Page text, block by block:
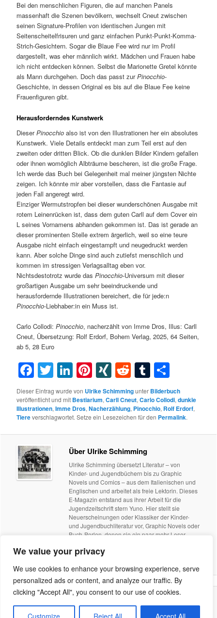
We value your privacy
We use cookies to enhance your browsing experience, serve
personalized ads or content, and analyze our traffic. By
clicking "Accept All", you consent to our use of cookies.
Customize Reject All Accept All
Bei den menschlichen Figuren, die auf manchen Panels
massenhaft die Szenen bevölkern, wechselt Cneut zwischen
seinen Signature-Profilen von identischen Jungen mit
Seitenscheitelfrisuren und ganz einfachen Punkt-Punkt-Komma-
Strich-Gesichtern. Sogar die Blaue Fee wird nur im Profil
dargestellt, was eher männlich wirkt. Mädchen und Frauen habe
ich nicht entdecken können. Selbst die Marionette Gretel könnte
als Mann durchgehen. Doch das passt zurPinocchio-
Geschichte, in dessen Original es bis auf die Blaue Fee keine
Frauenfiguren gibt.
Herausforderndes Kunstwerk
DieserPinocchio also ist von den Illustrationen her ein absolutes
Kunstwerk. Viele Details entdeckt man zum Teil erst auf den
zweiten oder dritten Blick. Ob die dunklen Bilder Kindern gefallen
oder ihnen womöglich Albträume bescheren, ist die große Frage.
Ich werde das Buch bei Gelegenheit mal meiner jüngsten Nichte
zeigen. Ich könnte mir aber vorstellen, dass die Fantasie auf
jeden Fall angeregt wird.
Einziger Wermutstropfen bei dieser wunderschönen Ausgabe mit
rotem Leinenrücken ist, dass dem guten Carll auf dem Cover ein
L seines Vornamens abhanden gekommen ist. Das ist gerade an
dieser prominenten Stelle extrem ärgerlich, weil so eine teure
Ausgabe nicht einfach eingestampft und neugedruckt werden
kann. Aber solche Dinge sind auch zutiefst menschlich und
kommen im stressigen Verlagsalltag eben vor.
Nichtsdestotrotz wurde dasPinocchio-Universum mit dieser
großartigen Ausgabe um sehr beeindruckende und
herausfordernde Illustrationen bereichert, die für jede:n
Pinocchio-Liebhaber:in ein Muss ist.
Carlo Collodi:Pinocchio, nacherzählt von Imme Dros, Illus: Carll
Cneut, Übersetzung: Rolf Erdorf, Bohem Verlag, 2025, 64 Seiten,
ab 5, 28 Euro
Facebook
Twitter
LinkedIn
Pinterest
XINGRedditTumblr
Dieser Eintrag wurde von Ulrike Schimmingunter Bilderbuch
veröffentlicht und mit Bestiarium,Carll Cneut,Carlo Collodi,dunkle
Illustrationen,Imme Dros,Nacherzählung, Pinocchio, Rolf Erdorf,
Tiereverschlagwortet. Setze ein Lesezeichen für den Permalink.
Über Ulrike Schimming
Ulrike Schimming übersetzt Literatur – von
Kinder- und Jugendbüchern bis zu Graphic
Novels und Comics – aus dem Italienischen und
Englischen und arbeitet als freie Lektorin. Dieses
E-Magazin entstand aus ihrer Arbeit für die
Jugendzeitschrift stern Yuno. Hier stellt sie
Neuerscheinungen oder Klassiker der Kinder-
und Jugendbuchliteratur vor, Graphic Novels oder
Buch-Perlen, denen sie ein paar mehr Leser
finden Sie unter www.letterata.de
Stolz präsentiert von WordPress